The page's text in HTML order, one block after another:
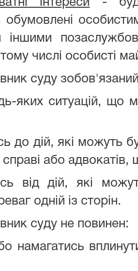
інтереси -
обумовлені
іншими
числі особисті
суду
яких ситуацій, що
до дій, які можуть
справі або
від дій, які
одній із сторін.
суду не повинен:
намагатись